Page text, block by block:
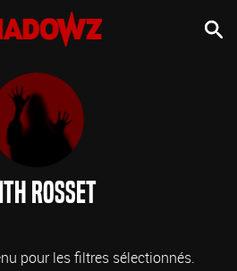
Rosset
pour les filtres sélectionnés.